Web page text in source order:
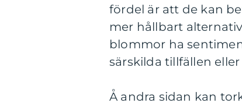
fördel är att de kan
mer hållbart
blommor ha
särskilda tillfällen
Å andra sidan kan